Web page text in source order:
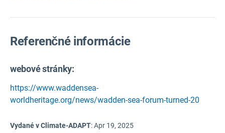
Referenčné informácie
webové stránky:
https://www.waddensea-
worldheritage.org/news/wadden-sea-forum-turned-20
Vydané v Climate-ADAPT:Apr 19, 2025